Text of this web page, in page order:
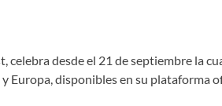
desde el 21 de septiembre la
Europa, disponibles en su plataforma